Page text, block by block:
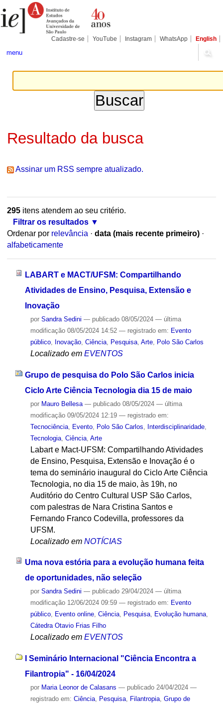
para
conteúdo.
Pessoais
Cadastre-se YouTube Instagram WhatsApp English
menu
Resultado da busca
Assinar um RSS sempre atualizado.
295itens atendem ao seu critério.
Filtrar os resultados
Ordenar por relevância · data (mais recente primeiro) ·
alfabeticamente
LABART e MACT/UFSM: Compartilhando
Atividades de Ensino, Pesquisa, Extensão e
Inovação
por Sandra Sedini — publicado08/05/2024 — última
modificação08/05/2024 14:52 — registrado em: Evento
público, Inovação, Ciência, Pesquisa, Arte, Polo São Carlos
Localizado em EVENTOS
Grupo de pesquisa do Polo São Carlos inicia
Ciclo Arte Ciência Tecnologia dia 15 de maio
por Mauro Bellesa — publicado08/05/2024 — última
modificação09/05/2024 12:19 — registrado em:
Tecnociência, Evento, Polo São Carlos Interdisciplinaridade,
Tecnologia, Ciência, Arte
Labart e Mact-UFSM: Compartilhando Atividades
de Ensino, Pesquisa, Extensão e Inovação é o
tema do seminário inaugural do Ciclo Arte Ciência
Tecnologia, no dia 15 de maio, às 19h, no
Auditório do Centro Cultural USP São Carlos,
com palestras de Nara Cristina Santos e
Fernando Franco Codevilla, professores da
UFSM.
Localizado em NOTÍCIAS
Uma nova estória para a evolução humana feita
de oportunidades, não seleção
por Sandra Sedini — publicado29/04/2024 — última
modificação12/06/2024 09:59 — registrado em: Evento
público, Evento online, Ciência, Pesquisa, Evolução humana,
Cátedra Otavio Frias Filho
Localizado em EVENTOS
I Seminário Internacional "Ciência Encontra a
Filantropia" - 16/04/2024
por Maria Leonor de Calasans — publicado24/04/2024 —
registrado em: Ciência, Pesquisa, Filantropia, Grupo de